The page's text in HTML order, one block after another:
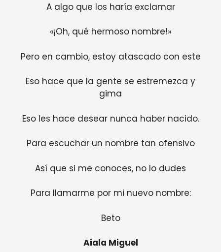
A algo que los haría exclamar
«¡Oh, qué hermoso nombre!»
Pero en cambio, estoy atascado con este
Eso hace que la gente se estremezca y
gima
Eso les hace desear nunca haber nacido.
Para escuchar un nombre tan ofensivo
Así que si me conoces, no lo dudes
Para llamarme por mi nuevo nombre:
Beto
Aiala Miguel